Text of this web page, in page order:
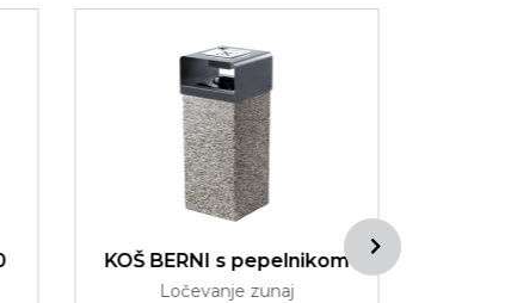
KOŠ BERNI s pepelnikom
Ločevanje zunaj